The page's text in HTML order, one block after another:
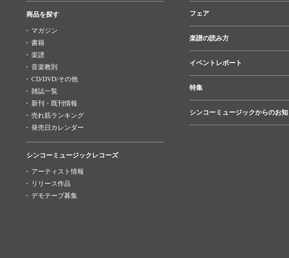
商品を探す
マガジン
書籍
楽譜
音楽教則
CD/DVD/その他
雑誌一覧
新刊・既刊情報
売れ筋ランキング
発売日カレンダー
シンコーミュージックレコーズ
アーティスト情報
リリース作品
デモテープ募集
フェア
楽譜の読み方
イベントレポート
特集
シンコーミュージックからのお